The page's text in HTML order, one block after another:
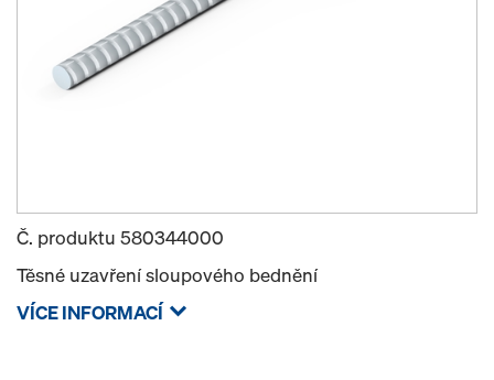
Č. produktu 580344000
Těsné uzavření sloupového bednění
VÍCE INFORMACÍ